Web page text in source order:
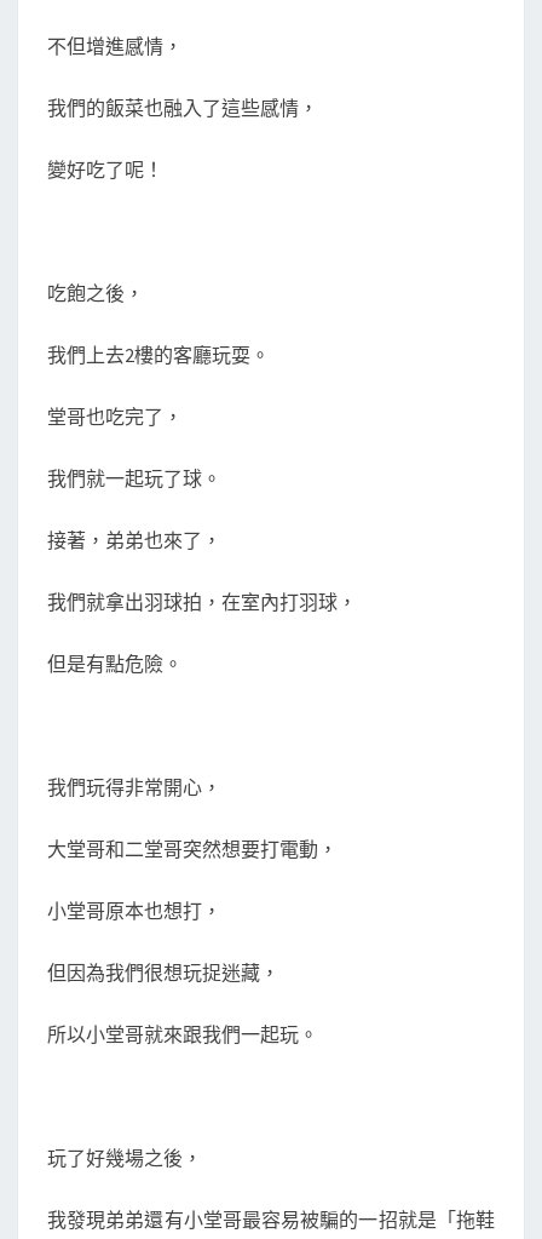
不但增進感情，
我們的飯菜也融入了這些感情，
變好吃了呢！
吃飽之後，
我們上去2樓的客廳玩耍。
堂哥也吃完了，
我們就一起玩了球。
接著，弟弟也來了，
我們就拿出羽球拍，在室內打羽球，
但是有點危險。
我們玩得非常開心，
大堂哥和二堂哥突然想要打電動，
小堂哥原本也想打，
但因為我們很想玩捉迷藏，
所以小堂哥就來跟我們一起玩。
玩了好幾場之後，
我發現弟弟還有小堂哥最容易被騙的一招就是「拖鞋